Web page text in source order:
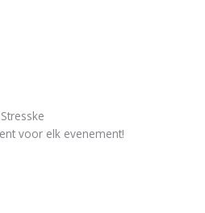
voor elk evenement!